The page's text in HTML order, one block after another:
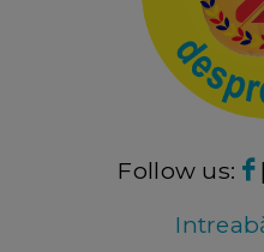
Follow us: |